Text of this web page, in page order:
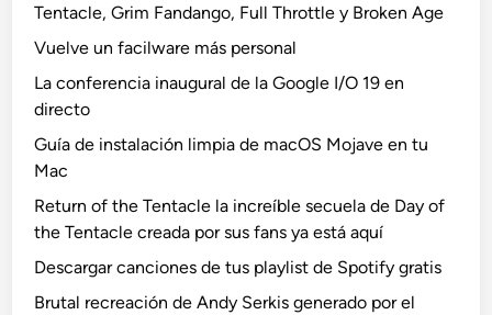
Tentacle, Grim Fandango, Full Throttle y Broken Age
Vuelve un facilware más personal
La conferencia inaugural de la Google I/O 19 en
directo
Guía de instalación limpia de macOS Mojave en tu
Mac
Return of the Tentacle la increíble secuela de Day of
the Tentacle creada por sus fans ya está aquí
Descargar canciones de tus playlist de Spotify gratis
Brutal recreación de Andy Serkis generado por el